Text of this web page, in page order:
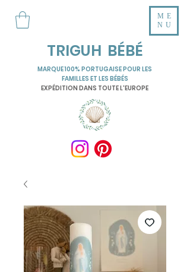
TRIGUH BÉBÉ
ME
NU
MARQUE 100% PORTUGAISE POUR LES
FAMILLES ET LES BÉBÉS
EXPÉDITION DANS TOUTE L'EUROPE